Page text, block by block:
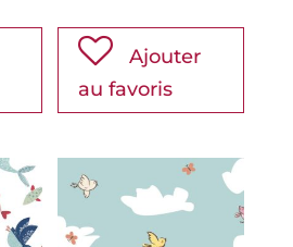
Ajouter
au favoris